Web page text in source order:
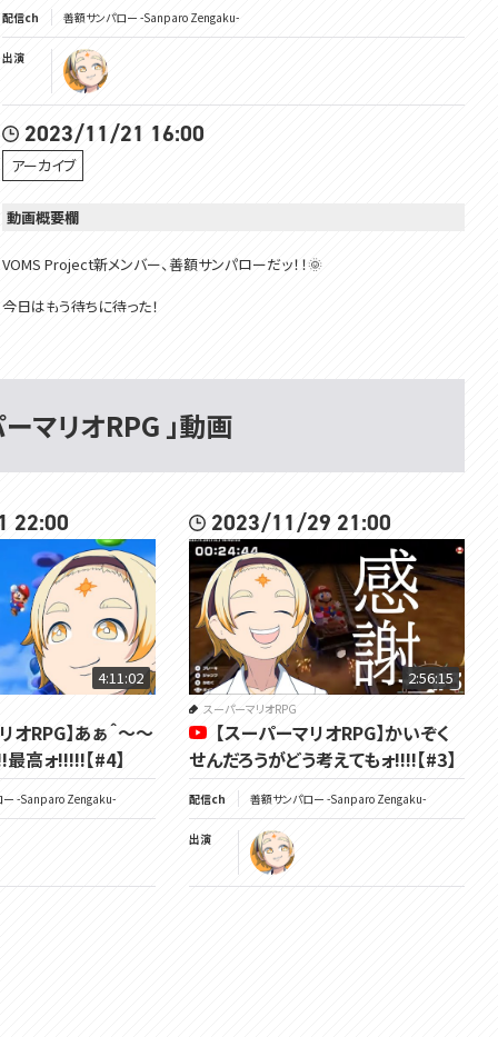
配信ch 善額サンパロー -Sanparo Zengaku-
出演
2023/11/21 16:00
アーカイブ
動画概要欄
VOMS Project新メンバー、善額サンパローだッ！！🌞
今日はもう待ちに待った！
マリオと旅にでよう ドラマをつくろう
ロールプレイングゲーム やりつくした人も
自分、涙いいスか。
※※※※諸注意※※※※
善額サンパローは20ﾌﾝﾌﾝ年前にこのゲームを完全攻略済みですが、初見で
見てくれる方のためにもネタバレは基本禁止でお願いします。
「隠し宝箱」等の情報の手助けを求める可能性があります、ぜひ助言をお願
今作品のBGMが好きすぎるあまり、全部聞いてしまう可能性があります、皆
サンも聞け。
一部キャラクターの台詞をアテレコする可能性があります、イメージを壊し
たらごめんなさい。
リスナー同士で喧嘩だけはすんな、楽しく見てくれよな🌞
━━━━━━━━━━━━━━━━━━━━━━━━━━━━━━━
マリオRPG 」動画
22:00
4:11:02
オRPG】あぁ＾～～
高ォ!!!!!【#4】
ー -Sanparo Zengaku-
2023/11/29 21:00
2:56:15
スーパーマリオRPG
【スーパーマリオRPG】かいぞく
せんだろうがどう考えてもォ!!!!【#3】
配信ch 善額サンパロー -Sanparo Zengaku-
出演